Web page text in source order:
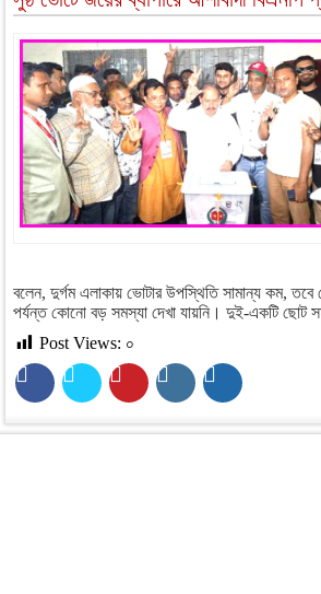
বলেন, দুর্গম এলাকায় ভোটার উপস্থিতি সামান্য কম,
পর্যন্ত কোনো বড় সমস্যা দেখা যায়নি। দুই-একটি ছোট
Post Views: ০